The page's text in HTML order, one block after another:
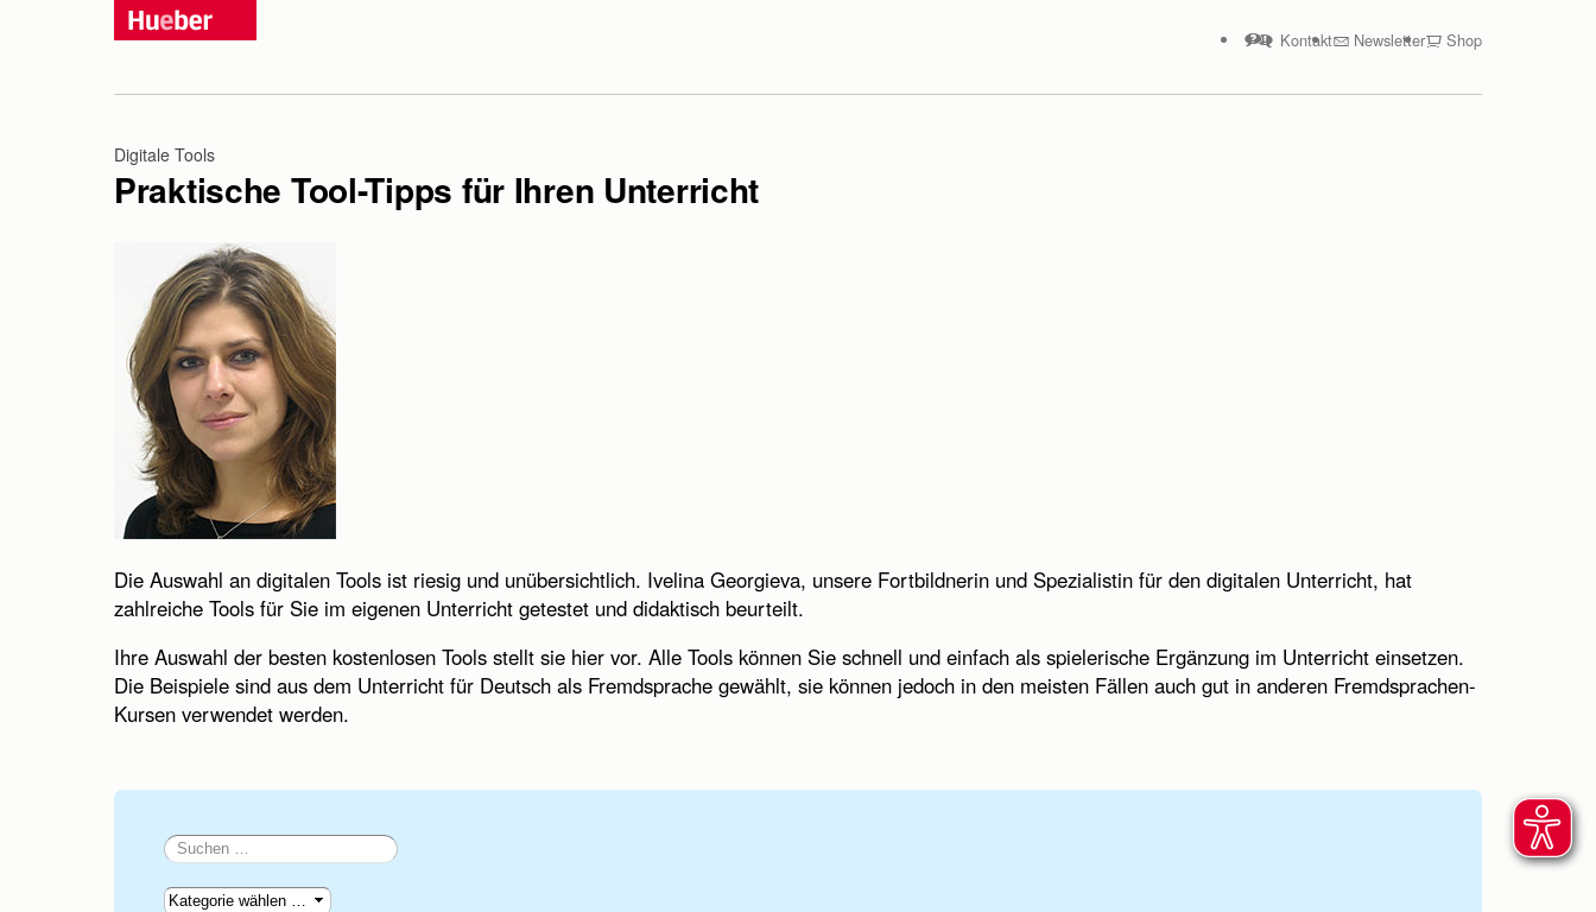
Kontakt Newsletter Shop
Digitale Tools
Praktische Tool-Tipps für Ihren Unterricht
Die Auswahl an digitalen Tools ist riesig und unübersichtlich. Ivelina Georgieva, unsere Fortbildnerin und Spezialistin für den digitalen Unterricht, hat
zahlreiche Tools für Sie im eigenen Unterricht getestet und didaktisch beurteilt.
Ihre Auswahl der besten kostenlosen Tools stellt sie hier vor. Alle Tools können Sie schnell und einfach als spielerische Ergänzung im Unterricht einsetzen.
Die Beispiele sind aus dem Unterricht für Deutsch als Fremdsprache gewählt, sie können jedoch in den meisten Fällen auch gut in anderen Fremdsprachen-
Kursen verwendet werden.